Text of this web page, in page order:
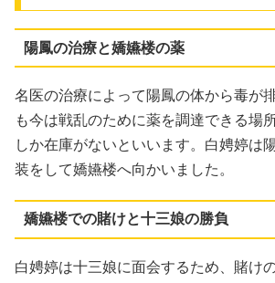
陽鳳の治療と嬌嬿楼の薬
名医の治療によって陽鳳の体から毒が
も今は戦乱のために薬を調達できる場
しか在庫がないといいます。白娉婷は
装をして嬌嬿楼へ向かいました。
嬌嬿楼での賭けと十三娘の勝負
白娉婷は十三娘に面会するため、賭け